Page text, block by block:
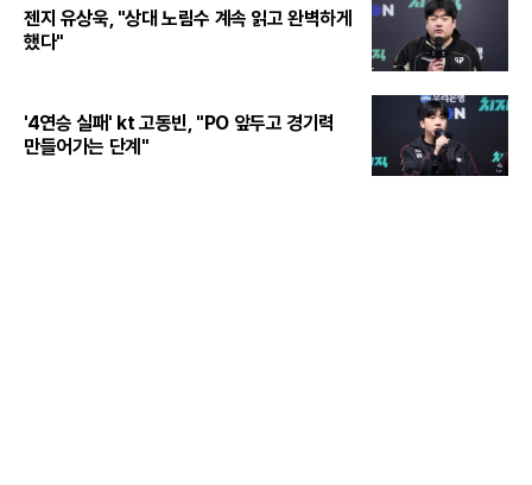
젠지 유상욱, "상대 노림수 계속 읽고 완벽하게
했다"
'4연승 실패' kt 고동빈, "PO 앞두고 경기력
만들어가는 단계"